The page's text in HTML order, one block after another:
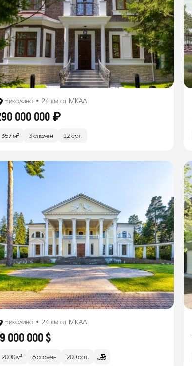
Николино • 24 км от МКАД
000 000 ₽
357 м² 3 спален 12 сот.
Николино • 24 км от МКАД
000 000 $
2000 м² 6 спален 200 сот.